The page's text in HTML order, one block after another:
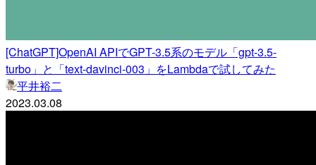
[ChatGPT]OpenAI APIでGPT-3.5系のモデル「gpt-3.5-
turbo」と「text-davinci-003」をLambdaで試してみた
平井裕二
2023.03.08